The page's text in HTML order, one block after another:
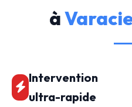
à
Intervention
ultra-rapide